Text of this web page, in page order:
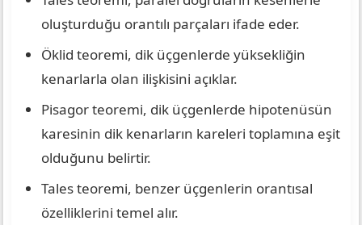
oluşturduğu orantılı parçaları ifade eder.
Öklid teoremi, dik üçgenlerde yüksekliğin
kenarlarla olan ilişkisini açıklar.
Pisagor teoremi, dik üçgenlerde hipotenüsün
karesinin dik kenarların kareleri toplamına eşit
olduğunu belirtir.
Tales teoremi, benzer üçgenlerin orantısal
özelliklerini temel alır.